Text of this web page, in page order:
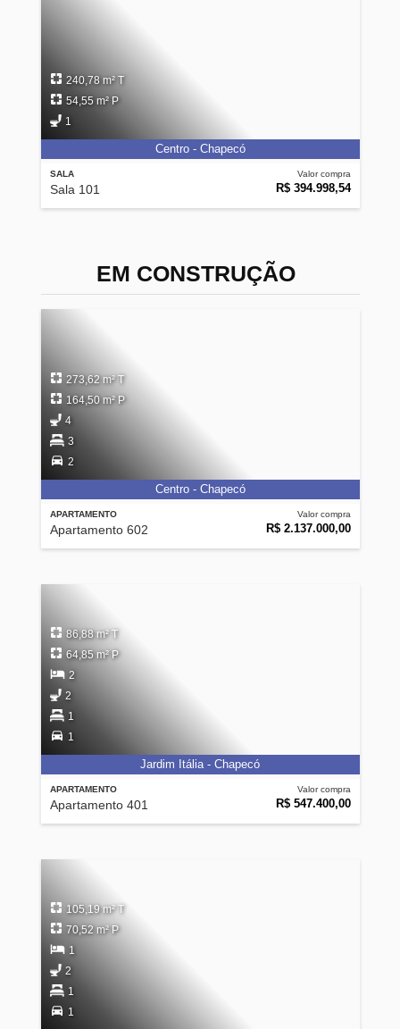
SALA
Sala 101
Valor compra
R$ 394.998,54
240,78 m² T
54,55 m² P
1
Centro - Chapecó
EM CONSTRUÇÃO
APARTAMENTO
Apartamento 602
Valor compra
R$ 2.137.000,00
273,62 m² T
164,50 m² P
4
3
2
Centro - Chapecó
APARTAMENTO
Apartamento 401
Valor compra
R$ 547.400,00
86,88 m² T
64,85 m² P
2
2
1
1
Jardim Itália - Chapecó
105,19 m² T
70,52 m² P
1
2
1
1